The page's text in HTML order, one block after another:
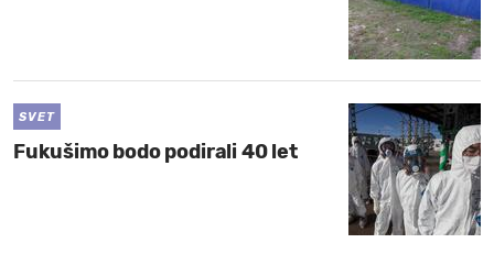
SVET
Fukušimo bodo podirali 40 let